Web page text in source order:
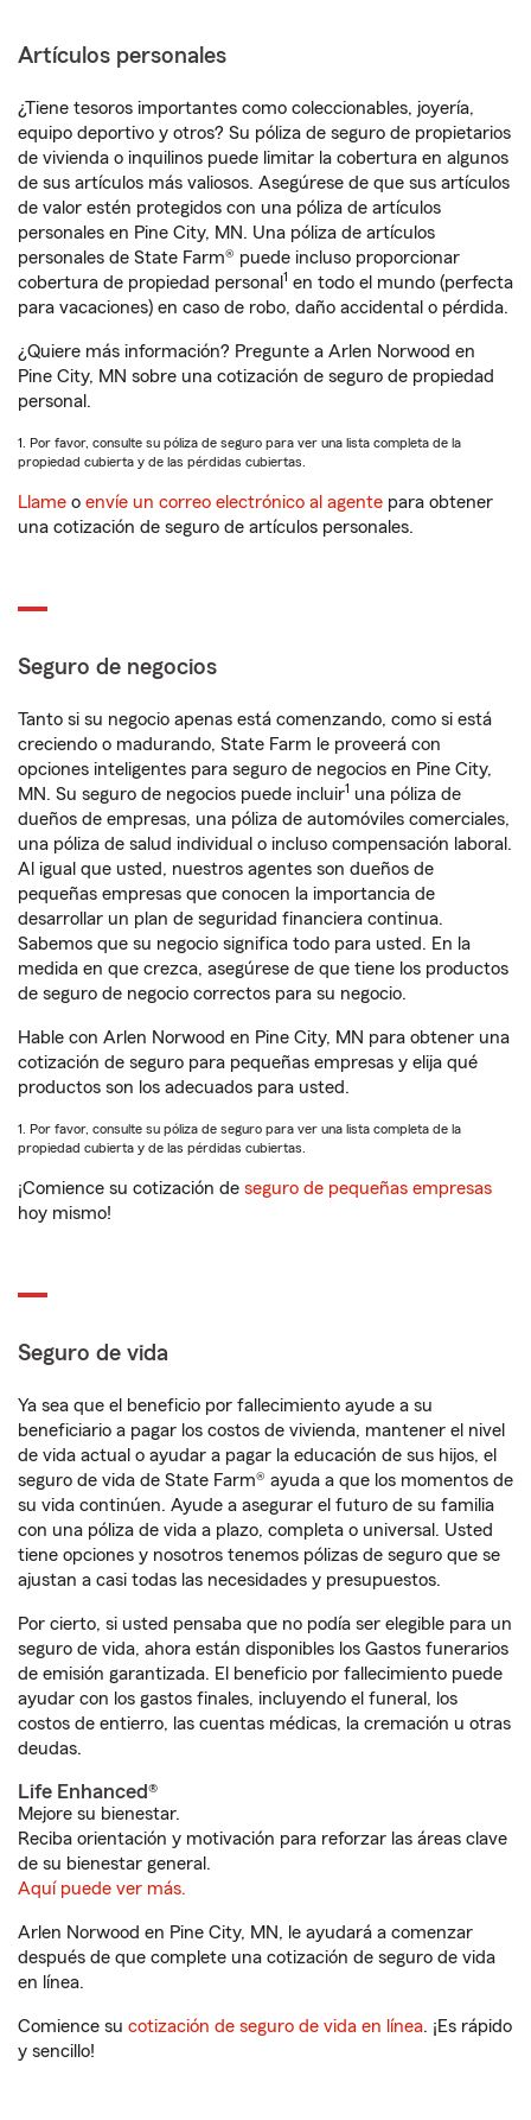
Artículos personales
¿Tiene tesoros importantes como coleccionables, joyería,
equipo deportivo y otros? Su póliza de seguro de propietarios
de vivienda o inquilinos puede limitar la cobertura en algunos
de sus artículos más valiosos. Asegúrese de que sus artículos
de valor estén protegidos con una póliza de artículos
personales en Pine City, MN. Una póliza de artículos
personales de State Farm® puede incluso proporcionar
cobertura de propiedad personal 1 en todo el mundo (perfecta
para vacaciones) en caso de robo, daño accidental o pérdida.
¿Quiere más información? Pregunte a Arlen Norwood en
Pine City, MN sobre una cotización de seguro de propiedad
personal.
1. Por favor, consulte su póliza de seguro para ver una lista completa de la
propiedad cubierta y de las pérdidas cubiertas.
Llame o envíe un correo electrónico al agente para obtener
una cotización de seguro de artículos personales.
Seguro de negocios
Tanto si su negocio apenas está comenzando, como si está
creciendo o madurando, State Farm le proveerá con
opciones inteligentes para seguro de negocios en Pine City,
MN. Su seguro de negocios puede incluir1 una póliza de
dueños de empresas, una póliza de automóviles comerciales,
una póliza de salud individual o incluso compensación laboral.
Al igual que usted, nuestros agentes son dueños de
pequeñas empresas que conocen la importancia de
desarrollar un plan de seguridad financiera continua.
Sabemos que su negocio significa todo para usted. En la
medida en que crezca, asegúrese de que tiene los productos
de seguro de negocio correctos para su negocio.
Hable con Arlen Norwood en Pine City, MN para obtener una
cotización de seguro para pequeñas empresas y elija qué
productos son los adecuados para usted.
1. Por favor, consulte su póliza de seguro para ver una lista completa de la
propiedad cubierta y de las pérdidas cubiertas.
¡Comience su cotización de seguro de pequeñas empresas
hoy mismo!
Seguro de vida
Ya sea que el beneficio por fallecimiento ayude a su
beneficiario a pagar los costos de vivienda, mantener el nivel
de vida actual o ayudar a pagar la educación de sus hijos, el
seguro de vida de State Farm® ayuda a que los momentos de
su vida continúen. Ayude a asegurar el futuro de su familia
con una póliza de vida a plazo, completa o universal. Usted
tiene opciones y nosotros tenemos pólizas de seguro que se
ajustan a casi todas las necesidades y presupuestos.
Por cierto, si usted pensaba que no podía ser elegible para un
seguro de vida, ahora están disponibles los Gastos funerarios
de emisión garantizada. El beneficio por fallecimiento puede
ayudar con los gastos finales, incluyendo el funeral, los
costos de entierro, las cuentas médicas, la cremación u otras
deudas.
Life Enhanced®
Mejore su bienestar.
Reciba orientación y motivación para reforzar las áreas clave
de su bienestar general.
Aquí puede ver más.
Arlen Norwood en Pine City, MN, le ayudará a comenzar
después de que complete una cotización de seguro de vida
en línea.
Comience su cotización de seguro de vida en línea. ¡Es rápido
y sencillo!